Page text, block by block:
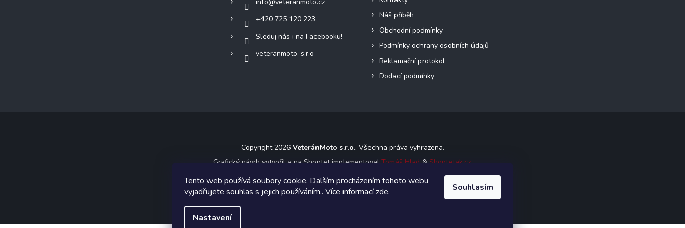
Tento web používá soubory cookie. Dalším procházením tohoto webu
vyjadřujete souhlas s jejich používáním.. Více informacízde.
Nastavení
Souhlasím
+420 725 120 223
Sleduj nás i na Facebooku!
veteranmoto_s.r.o
Náš příběh
Obchodní podmínky
Podmínky ochrany osobních údajů
Reklamační protokol
Dodací podmínky
Copyright 2026 VeteránMoto s.r.o.. Všechna práva vyhrazena.
Grafický návrh vytvořil a na Shoptet implementoval Tomáš Hlad & Shoptetak.cz.
Vytvořil Shoptet